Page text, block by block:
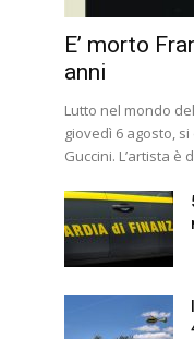
E’ morto
anni
Lutto nel mondo
giovedì 6 agosto,
Guccini. L’artista è